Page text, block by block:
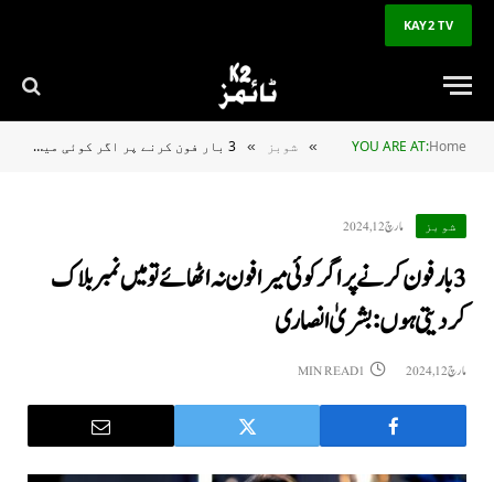
KAY2 TV
YOU ARE AT:Home
» شوبز » 3 بار فون کرنے پر اگر کوئی میرا فون نہ اٹھائے تو میں نمبر بلاک کردیتی ہوں: بشریٰ انصاری
شوبز مارچ 12, 2024
3 بار فون کرنے پر اگر کوئی میرا فون نہ اٹھائے تو میں نمبر بلاک
کردیتی ہوں: بشریٰ انصاری
مارچ 12, 2024 1 MIN READ